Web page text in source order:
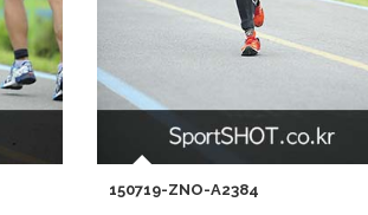
150719-ZNO-A2384